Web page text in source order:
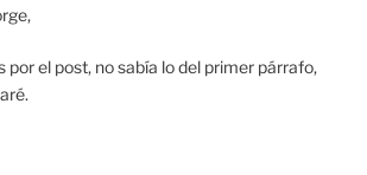
por el post, no sabía lo del primer párrafo,